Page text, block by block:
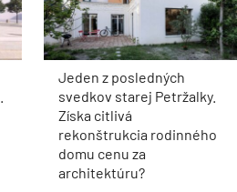
Jeden z posledných
svedkov starej Petržalky.
Získa citlivá
rekonštrukcia rodinného
domu cenu za
architektúru?